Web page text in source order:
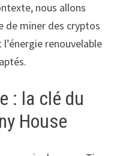
nous allons
de miner des cryptos
renouvelable
: la clé du
House